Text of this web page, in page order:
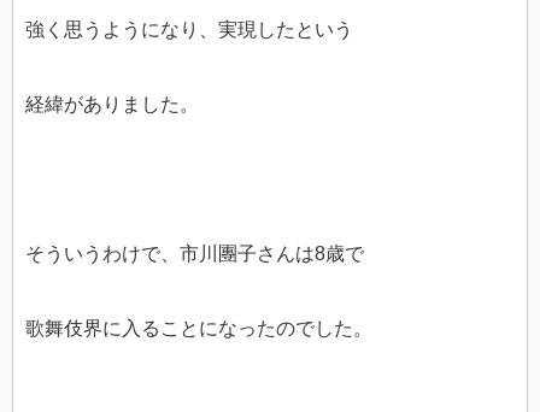
強く思うようになり、実現したという
経緯がありました。
そういうわけで、市川團子さんは8歳で
歌舞伎界に入ることになったのでした。